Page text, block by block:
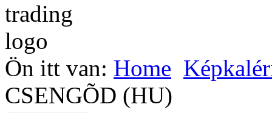
Ön itt van: Home
CSENGÕD (HU)